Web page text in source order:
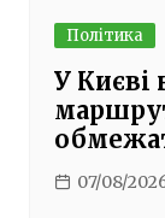
Політика
У Києві
07/08/